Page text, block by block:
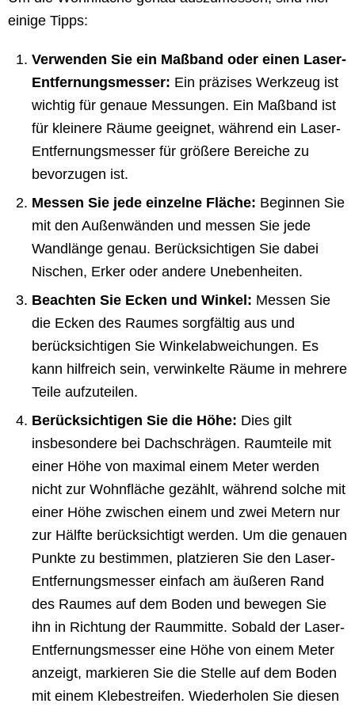
einige Tipps:
Verwenden Sie ein Maßband oder einen Laser-
Entfernungsmesser: Ein präzises Werkzeug ist
wichtig für genaue Messungen. Ein Maßband ist
für kleinere Räume geeignet, während ein Laser-
Entfernungsmesser für größere Bereiche zu
bevorzugen ist.
Messen Sie jede einzelne Fläche: Beginnen Sie
mit den Außenwänden und messen Sie jede
Wandlänge genau. Berücksichtigen Sie dabei
Nischen, Erker oder andere Unebenheiten.
Beachten Sie Ecken und Winkel: Messen Sie
die Ecken des Raumes sorgfältig aus und
berücksichtigen Sie Winkelabweichungen. Es
kann hilfreich sein, verwinkelte Räume in mehrere
Teile aufzuteilen.
Berücksichtigen Sie die Höhe: Dies gilt
insbesondere bei Dachschrägen. Raumteile mit
einer Höhe von maximal einem Meter werden
nicht zur Wohnfläche gezählt, während solche mit
einer Höhe zwischen einem und zwei Metern nur
zur Hälfte berücksichtigt werden. Um die genauen
Punkte zu bestimmen, platzieren Sie den Laser-
Entfernungsmesser einfach am äußeren Rand
des Raumes auf dem Boden und bewegen Sie
ihn in Richtung der Raummitte. Sobald der Laser-
Entfernungsmesser eine Höhe von einem Meter
anzeigt, markieren Sie die Stelle auf dem Boden
mit einem Klebestreifen. Wiederholen Sie diesen